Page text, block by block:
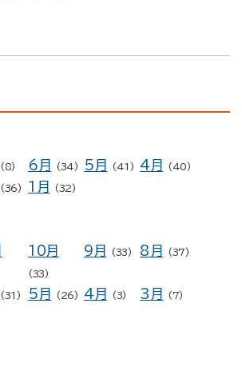
(8) 6月 (34) 5月 (41) 4月 (40)
(36) 1月 (32)
10月
(33)
9月 (33) 8月 (37)
(31) 5月 (26) 4月 (3) 3月 (7)